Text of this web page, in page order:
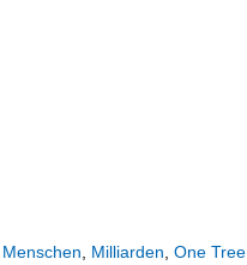
Menschen Milliarden One Tree